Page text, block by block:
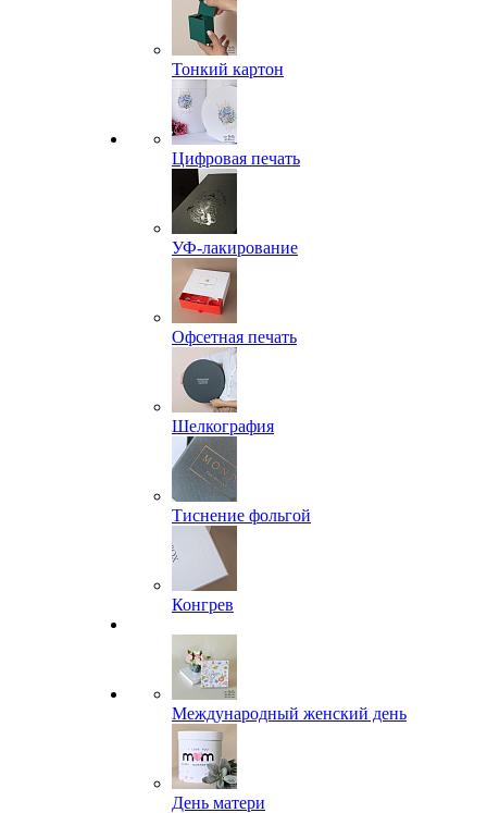
Тонкий картон
Цифровая печать
УФ-лакирование
Офсетная печать
Шелкография
Тиснение фольгой
Конгрев
Международный женский день
День матери